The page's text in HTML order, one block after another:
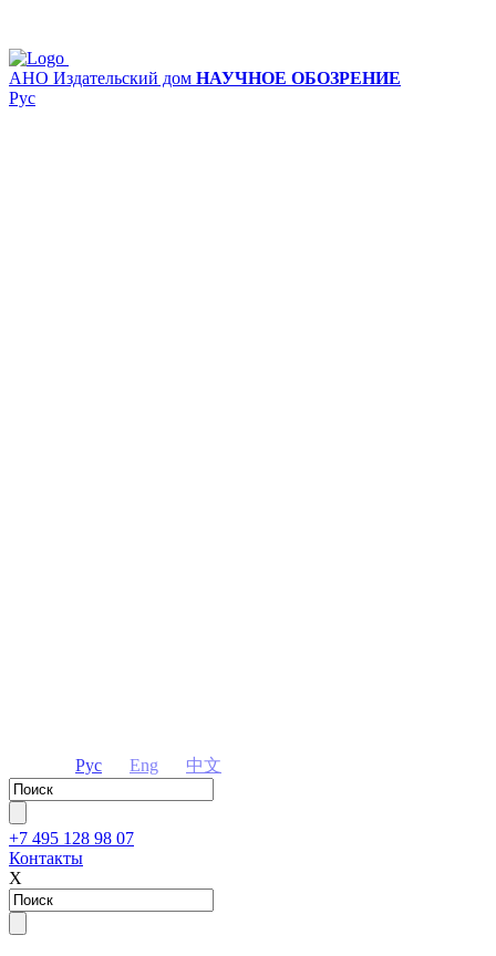
АНО Издательский дом НАУЧНОЕ ОБОЗРЕНИЕ
Рус
Рус Eng 中文
+7 495 128 98 07
Контакты
Х